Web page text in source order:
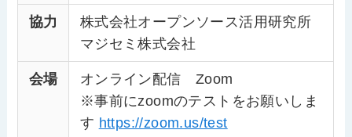
協力
株式会社オープンソース活用研究所
マジセミ株式会社
会場
オンライン配信 Zoom
※事前にzoomのテストをお願いしま
す https://zoom.us/test